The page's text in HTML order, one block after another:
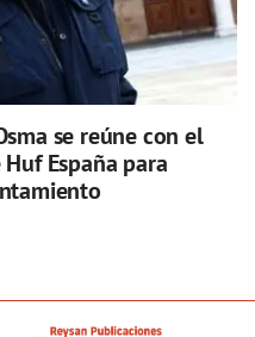
se reúne con el
España para